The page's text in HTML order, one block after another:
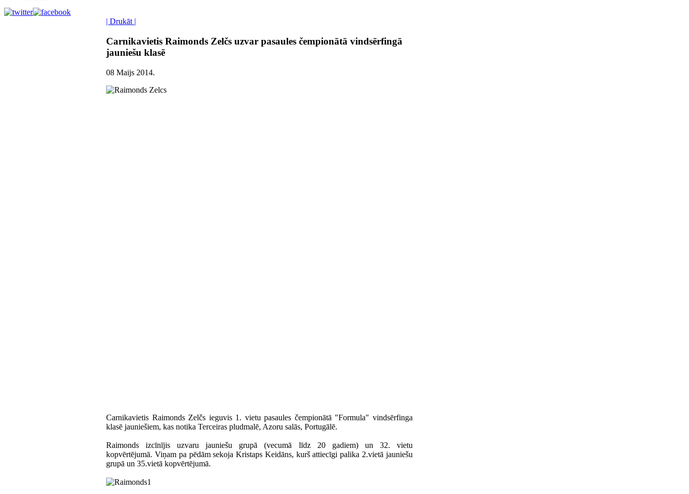
| Drukāt |
Carnikavietis Raimonds Zelčs uzvar pasaules čempionātā vindsērfingā
jauniešu klasē
08 Maijs 2014.
Carnikavietis Raimonds Zelčs ieguvis 1. vietu pasaules čempionātā "Formula" vindsērfinga
klasē jauniešiem, kas notika Terceiras pludmalē, Azoru salās, Portugālē.
Raimonds izcīnījis uzvaru jauniešu grupā (vecumā līdz 20 gadiem) un 32. vietu
kopvērtējumā. Viņam pa pēdām sekoja Kristaps Keidāns, kurš attiecīgi palika 2.vietā jauniešu
grupā un 35.vietā kopvērtējumā.